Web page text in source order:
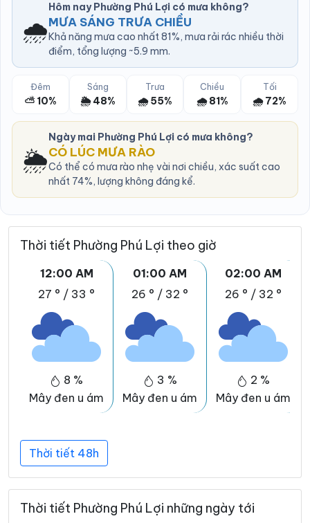
🌧️
Hôm nay Phường Phú Lợi có mưa không?
MƯA SÁNG TRƯA CHIỀU
Khả năng mưa cao nhất 81%, mưa rải rác nhiều thời
điểm, tổng lượng ~5.9 mm.
Đêm
⛅ 10%
Sáng
🌦️ 48%
Trưa
🌧️ 55%
Chiều
🌧️ 81%
Tối
🌧️ 72%
🌦️
Ngày mai Phường Phú Lợi có mưa không?
CÓ LÚC MƯA RÀO
Có thể có mưa rào nhẹ vài nơi chiều, xác suất cao
nhất 74%, lượng không đáng kể.
Thời tiết Phường Phú Lợi theo giờ
12:00 AM
27 ° / 33 °
8 %
Mây đen u ám
01:00 AM
26 ° / 32 °
3 %
Mây đen u ám
02:00 AM
26 ° / 32 °
2 %
Mây đen u ám
Thời tiết 48h
Thời tiết Phường Phú Lợi những ngày tới